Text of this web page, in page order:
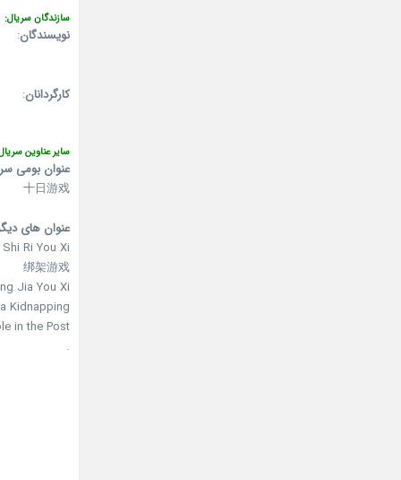
سازندگان سریال:
نویسندگان:
کارگردانان:
سایر عناوین
عنوان بومی
十日游戏
عنوان های
Shi Ri You Xi
绑架游戏
Jia You Xi
Kidnapping
in the Post
.